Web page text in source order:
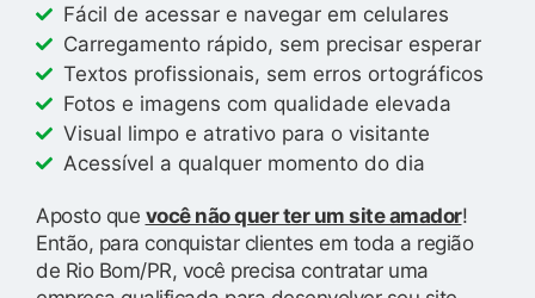
Fácil de acessar e navegar em celulares
Carregamento rápido, sem precisar esperar
Textos profissionais, sem erros ortográficos
Fotos e imagens com qualidade elevada
Visual limpo e atrativo para o visitante
Acessível a qualquer momento do dia
Aposto que você não quer ter um site amador!
Então, para conquistar clientes em toda a região
de Rio Bom/PR, você precisa contratar uma